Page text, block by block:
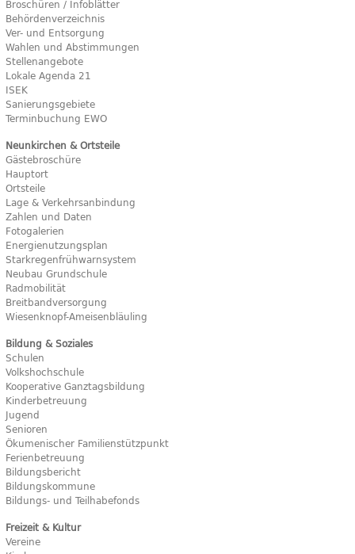
Broschüren / Infoblätter
Behördenverzeichnis
Ver- und Entsorgung
Wahlen und Abstimmungen
Stellenangebote
Lokale Agenda 21
ISEK
Sanierungsgebiete
Terminbuchung EWO
Neunkirchen & Ortsteile
Gästebroschüre
Hauptort
Ortsteile
Lage & Verkehrsanbindung
Zahlen und Daten
Fotogalerien
Energienutzungsplan
Starkregenfrühwarnsystem
Neubau Grundschule
Radmobilität
Breitbandversorgung
Wiesenknopf-Ameisenbläuling
Bildung & Soziales
Schulen
Volkshochschule
Kooperative Ganztagsbildung
Kinderbetreuung
Jugend
Senioren
Ökumenischer Familienstützpunkt
Ferienbetreuung
Bildungsbericht
Bildungskommune
Bildungs- und Teilhabefonds
Freizeit & Kultur
Vereine